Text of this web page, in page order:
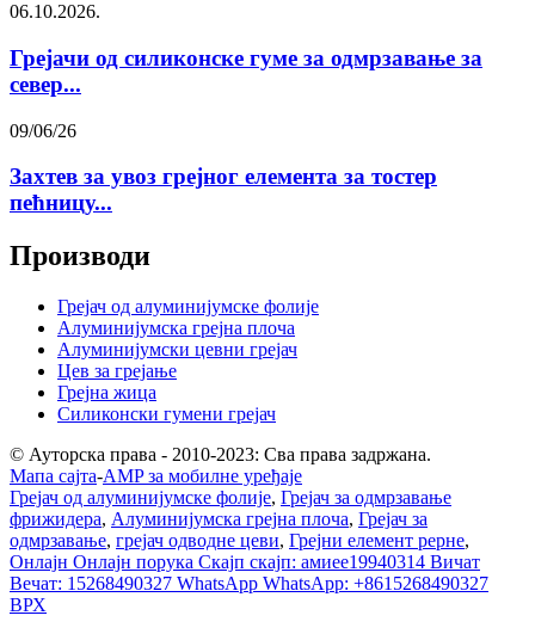
06.10.2026.
Грејачи од силиконске гуме за одмрзавање за
север...
09/06/26
Захтев за увоз грејног елемента за тостер
пећницу...
Производи
Грејач од алуминијумске фолије
Алуминијумска грејна плоча
Алуминијумски цевни грејач
Цев за грејање
Грејна жица
Силиконски гумени грејач
© Ауторска права - 2010-2023: Сва права задржана.
Мапа сајта-AMP за мобилне уређаје
Грејач од алуминијумске фолије, Грејач за одмрзавање
фрижидера, Алуминијумска грејна плоча, Грејач за
одмрзавање, грејач одводне цеви, Грејни елемент рерне,
Онлајн Онлајн порука Скајп скајп: амиее19940314 Вичат
Вечат: 15268490327 WhatsApp WhatsApp: +8615268490327
ВРХ